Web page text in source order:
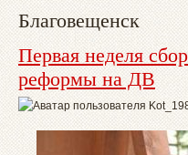
Благовещенск
Первая неделя
реформы на ДВ